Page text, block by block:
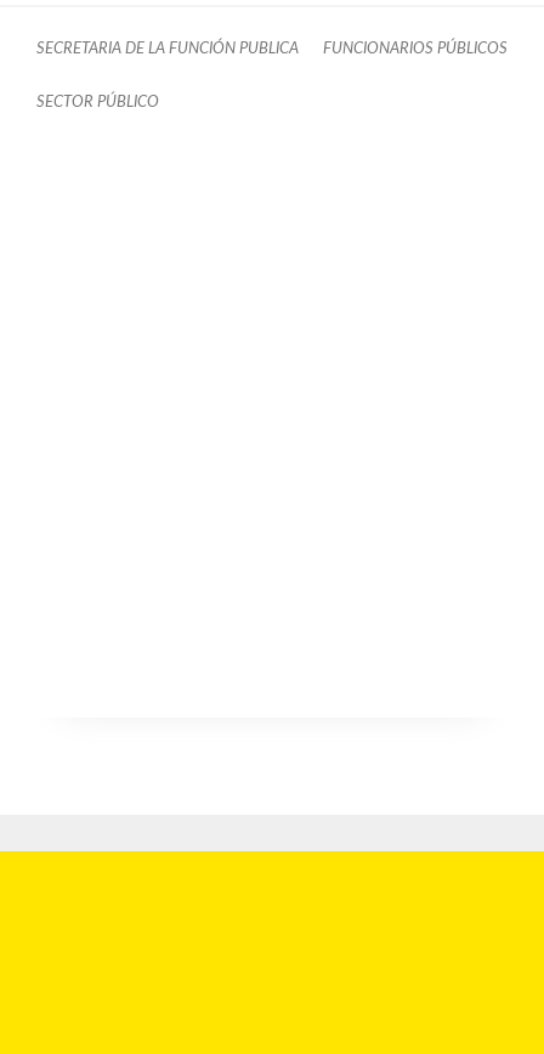
SECRETARIA DE LA FUNCIÓN PUBLICA FUNCIONARIOS PÚBLICOS
SECTOR PÚBLICO